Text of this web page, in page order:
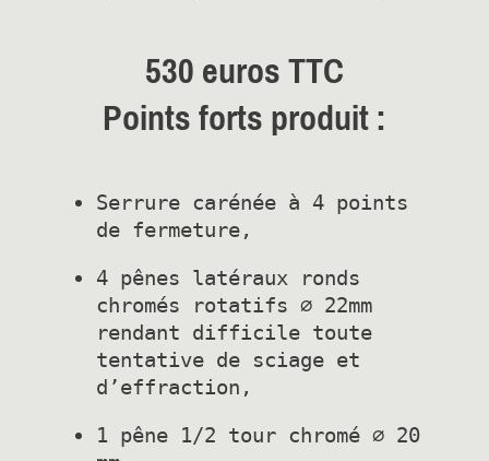
530 euros TTC
Points forts produit :
Serrure carénée à 4 points
4 pênes latéraux ronds
chromés rotatifs ∅ 22mm
rendant difficile toute
tentative de sciage et
1 pêne 1/2 tour chromé ∅ 20